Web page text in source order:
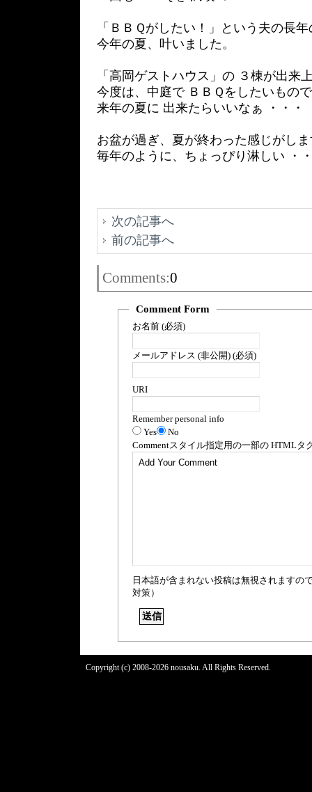
「ＢＢＱがしたい！」という夫の長
今年の夏、叶いました。
「高岡ゲストハウス」の ３棟が出来
今度は、中庭で ＢＢＱをしたいもの
来年の夏に 出来たらいいなぁ ・・・
お盆が過ぎ、夏が終わった感じがし
毎年のように、ちょっぴり淋しい ・
次の記事へ
前の記事へ
Comments:0
Comment Form
お名前 (必須)
メールアドレス (非公開) (必須)
URI
Remember personal info
Yes
No
Commentスタイル指定用の一部の HTMLタ
日本語が含まれない投稿は無視されますの
対策）
Copyright (c) 2008-2026 nousaku. All Rights Reserved.